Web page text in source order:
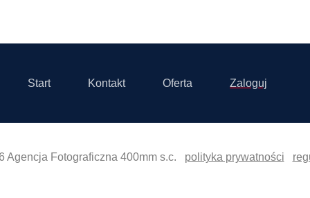
Start Kontakt Oferta Zaloguj
Agencja Fotograficzna 400mm s.c. polityka prywatności